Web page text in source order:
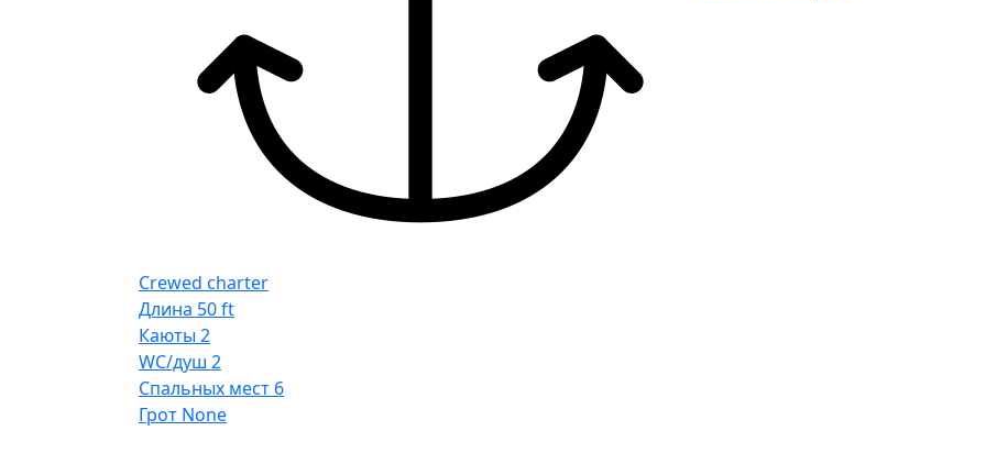
Crewed charter
Длина 50 ft
Каюты 2
WC/душ 2
Спальных мест 6
Грот None